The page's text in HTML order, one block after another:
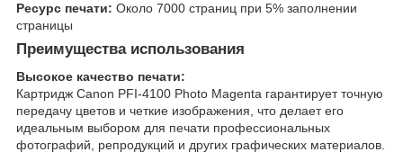
Ресурс печати: Около 7000 страниц при 5% заполнении
страницы
Преимущества использования
Высокое качество печати:
Картридж Canon PFI-4100 Photo Magenta гарантирует точную
передачу цветов и четкие изображения, что делает его
идеальным выбором для печати профессиональных
фотографий, репродукций и других графических материалов.